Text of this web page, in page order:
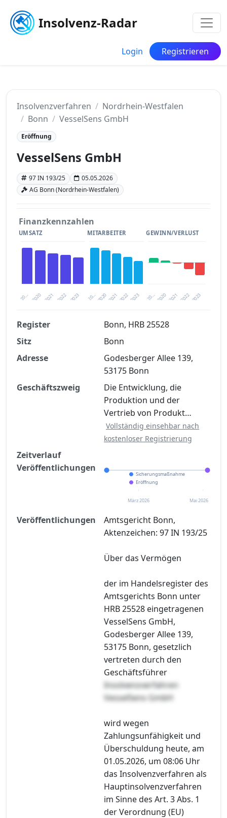
Insolvenz-Radar
Login Registrieren
Insolvenzverfahren
Nordrhein-Westfalen
Bonn
VesselSens GmbH
Eröffnung
VesselSens GmbH
97 IN 193/25
05.05.2026
AG Bonn (Nordrhein-Westfalen)
Finanzkennzahlen
UMSATZ
20… 2021 2023
2020 2022
MITARBEITER
20… 2021 2023
2020 2022
GEWINN/VERLUST
20… 2021 2023
2020 2022
Finanzkennzahlen nach kostenloser
Registrierung verfügbar
Jetzt kostenlos registrieren
Register
Bonn, HRB 25528
Sitz
Bonn
Adresse
Godesberger Allee 139,
53175 Bonn
Geschäftszweig
Die Entwicklung, die
Produktion und der
Vertrieb von Produkt…
Vollständig einsehbar nach
kostenloser Registrierung
Zeitverlauf
Veröffentlichungen
Sicherungsmaßnahme
Eröffnung
März 2026 Mai 2026
Veröffentlichungen
Amtsgericht Bonn,
Aktenzeichen: 97 IN 193/25
Über das Vermögen
der im Handelsregister des
Amtsgerichts Bonn unter
HRB 25528 eingetragenen
VesselSens GmbH,
Godesberger Allee 139,
53175 Bonn, gesetzlich
vertreten durch den
Geschäftsführer
Insolvenzverfahren
VesselSens GmbH
wird wegen
Zahlungsunfähigkeit und
Überschuldung heute, am
01.05.2026, um 08:06 Uhr
das Insolvenzverfahren als
Hauptinsolvenzverfahren
im Sinne des Art. 3 Abs. 1
der Verordnung (EU)